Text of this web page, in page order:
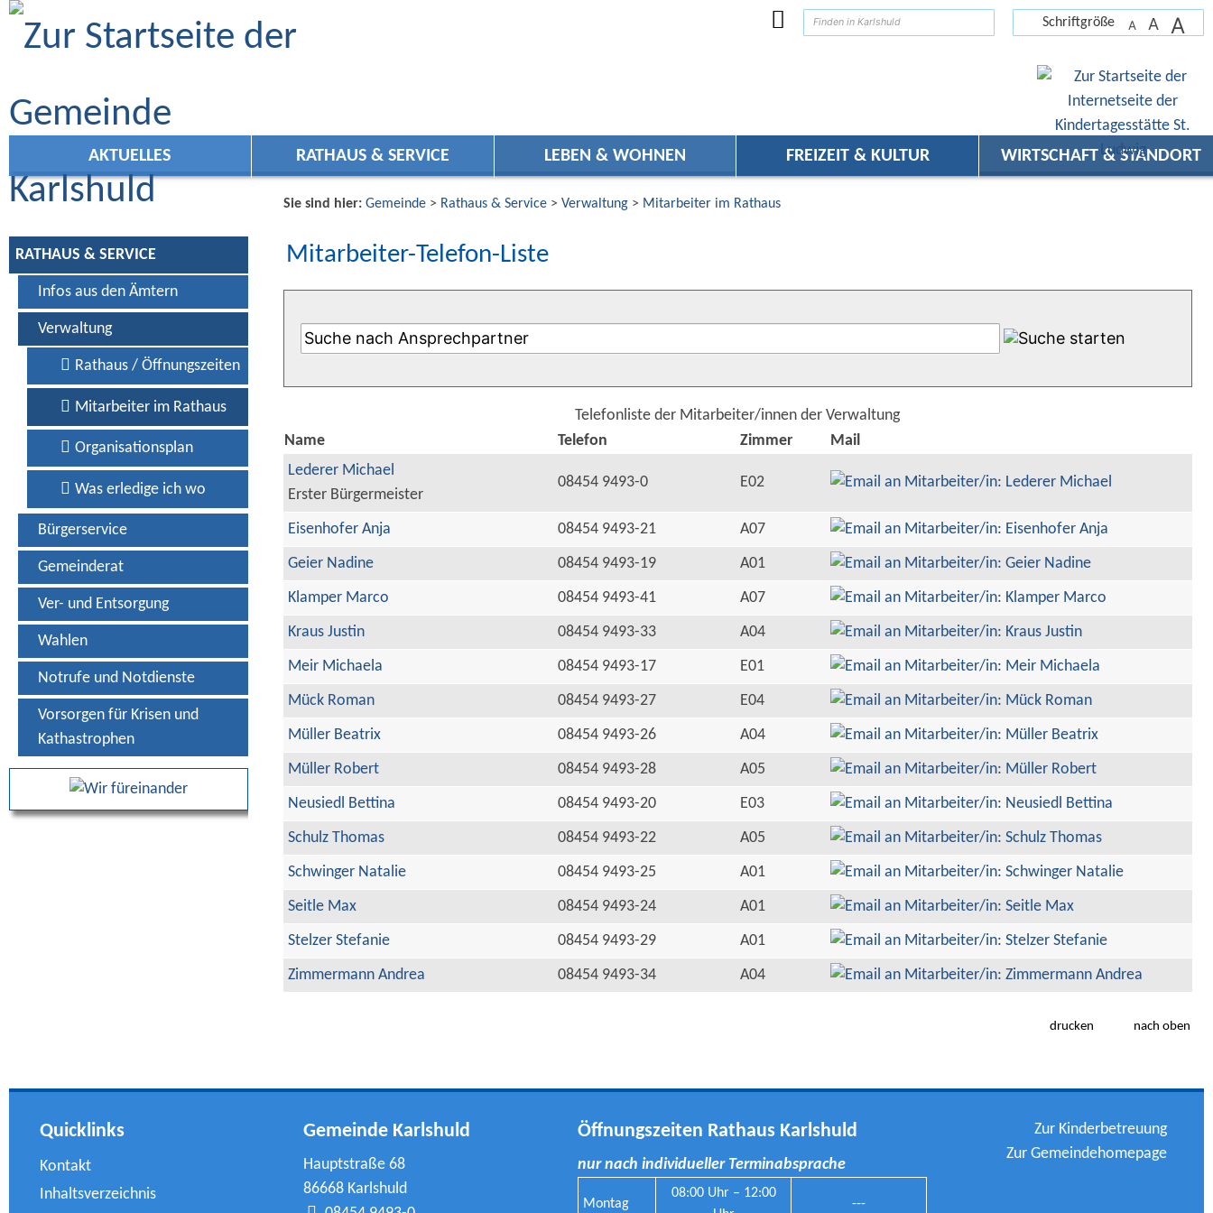
Zum Inhalt
Schriftgröße A A A
AKTUELLES RATHAUS & SERVICE LEBEN & WOHNEN FREIZEIT & KULTUR WIRTSCHAFT & STANDORT
RATHAUS & SERVICE
Infos aus den Ämtern
Verwaltung
Rathaus / Öffnungszeiten
Mitarbeiter im Rathaus
Organisationsplan
Was erledige ich wo
Bürgerservice
Gemeinderat
Ver- und Entsorgung
Wahlen
Notrufe und Notdienste
Vorsorgen für Krisen und
Kathastrophen
Sie sind hier: Gemeinde> Rathaus & Service> Verwaltung> Mitarbeiter im Rathaus
Mitarbeiter-Telefon-Liste
Telefonliste der Mitarbeiter/innen der Verwaltung
Name
Telefon Zimmer
Mail
Lederer Michael
Erster Bürgermeister
08454 9493-0 E02
Eisenhofer Anja 08454 9493-21
A07
Geier Nadine
08454 9493-19
A01
Klamper Marco
08454 9493-41
A07
Kraus Justin
08454 9493-33
A04
Meir Michaela
08454 9493-17
E01
Mück Roman
08454 9493-27
E04
Müller Beatrix
08454 9493-26
A04
Müller Robert
08454 9493-28
A05
Neusiedl Bettina
08454 9493-20
E03
Schulz Thomas
08454 9493-22
A05
Schwinger Natalie
08454 9493-25
A01
Seitle Max
08454 9493-24
A01
Stelzer Stefanie
08454 9493-29
A01
Zimmermann Andrea
08454 9493-34 A04
drucken nach oben
Quicklinks
Kontakt
Inhaltsverzeichnis
Gemeinde Karlshuld
Hauptstraße 68
86668 Karlshuld
Öffnungszeiten Rathaus Karlshuld
nur nach individueller Terminabsprache
Montag
08:00 Uhr – 12:00
---
Zur Kinderbetreuung
Zur Gemeindehomepage